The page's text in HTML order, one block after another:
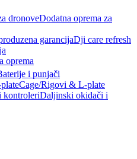
Dodatna oprema za
Dji care refresh
oprema
i punjači
Cage/Rigovi & L-plate
Daljinski okidači i